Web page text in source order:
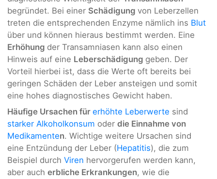
begründet. Bei einer Schädigung von Leberzellen
treten die entsprechenden Enzyme nämlich ins Blut
über und können hieraus bestimmt werden. Eine
Erhöhung der Transamniasen kann also einen
Hinweis auf eine Leberschädigung geben. Der
Vorteil hierbei ist, dass die Werte oft bereits bei
geringen Schäden der Leber ansteigen und somit
eine hohes diagnostisches Gewicht haben.
Häufige Ursachen für erhöhte Leberwerte sind
starker Alkoholkonsum oder die Einnahme von
Medikamenten. Wichtige weitere Ursachen sind
eine Entzündung der Leber (Hepatitis), die zum
Beispiel durch Viren hervorgerufen werden kann,
aber auch erbliche Erkrankungen, wie die